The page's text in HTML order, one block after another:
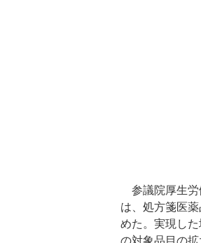
参議院厚生労
は、処方箋医
めた。実現し
の対象品目の